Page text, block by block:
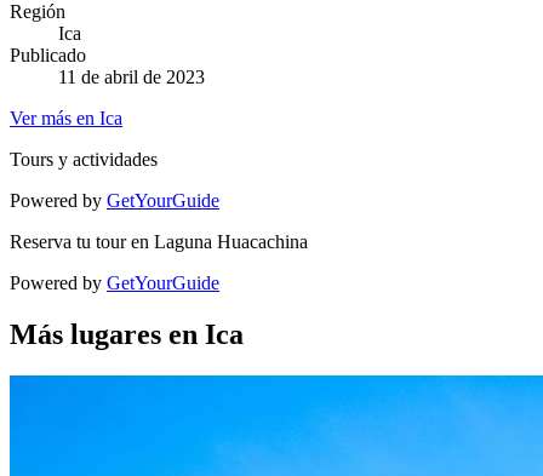
Región
Ica
Publicado
11 de abril de 2023
Ver más en Ica
Tours y actividades
Powered by GetYourGuide
Reserva tu tour en Laguna Huacachina
Powered by GetYourGuide
Más lugares en Ica